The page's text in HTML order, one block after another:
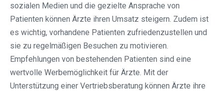
sozialen Medien und die gezielte Ansprache von
Patienten können Ärzte ihren Umsatz steigern. Zudem ist
es wichtig, vorhandene Patienten zufriedenzustellen und
sie zu regelmäßigen Besuchen zu motivieren.
Empfehlungen von bestehenden Patienten sind eine
wertvolle Werbemöglichkeit für Ärzte. Mit der
Unterstützung einer Vertriebsberatung können Ärzte ihre